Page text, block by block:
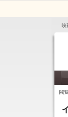
映
閲